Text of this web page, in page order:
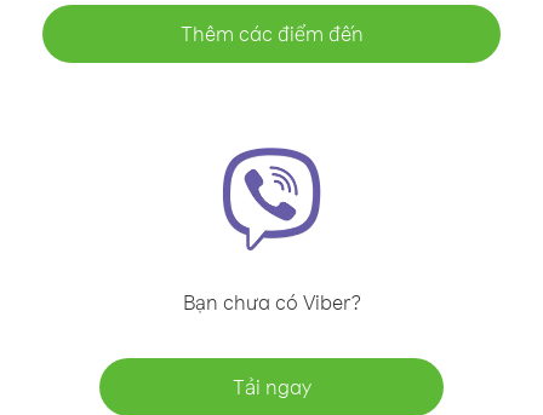
Thêm các điểm đến
Bạn chưa có Viber?
Tải ngay